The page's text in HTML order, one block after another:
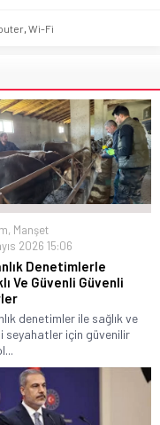
, Wi-Fi
, Manşet
2026 15:06
Denetimlerle
Ve Güvenli Güvenli
denetimler ile sağlık ve
seyahatler için güvenilir